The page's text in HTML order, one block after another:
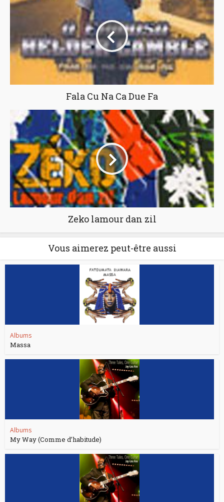
Fala Cu Na Ca Due Fa
Zeko lamour dan zil
Vous aimerez peut-être aussi
Albums
Massa
Albums
My Way (Comme d’habitude)